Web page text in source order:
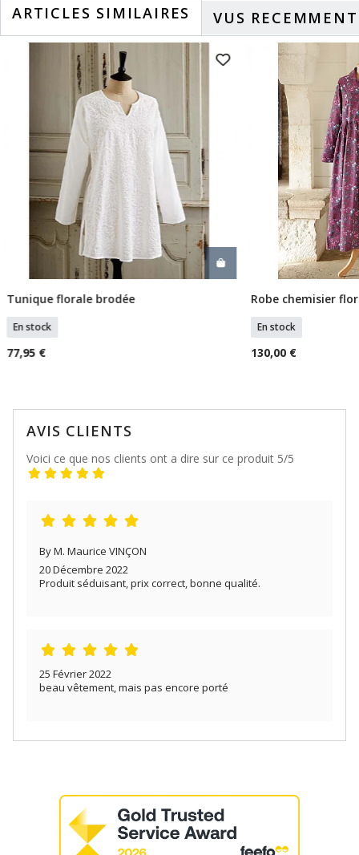
ARTICLES SIMILAIRES VUS RECEMMENT
Sélectionner Tailles
Tunique florale brodée
En stock
77,95 €
Ajouter
Robe chemisier
En stock
130,00 €
AVIS CLIENTS
Voici ce que nos clients ont a dire sur ce produit 5/5
By M. Maurice VINÇON
20 Décembre 2022
Produit séduisant, prix correct, bonne qualité.
25 Février 2022
beau vêtement, mais pas encore porté